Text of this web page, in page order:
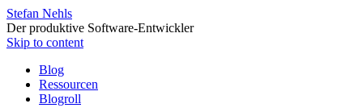
Stefan Nehls
Der produktive Software-Entwickler
Skip to content
Blog
Ressourcen
Blogroll